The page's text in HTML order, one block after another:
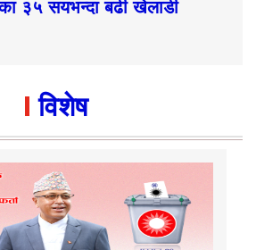
३५ सयभन्दा बढी खेलाडी
विशेष